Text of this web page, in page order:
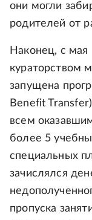
они могли
родителей от
Наконец, с
кураторством
запущена
Benefit
всем
более 5
специальных
зачислялся
пропуска